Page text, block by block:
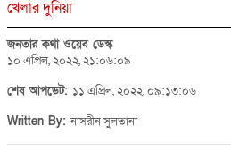
খেলার দুনিয়া
জনতার কথা ওয়েব ডেস্ক
১০ এপ্রিল, ২০২২, ২১:০৬:০৯
শেষ আপডেট: ১১ এপ্রিল, ২০২২, ০৯:১৩:০৬
Written By:নাসরীন সুলতানা